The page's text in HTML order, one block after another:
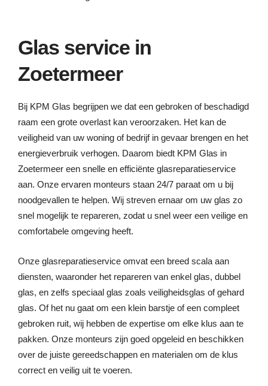
Glas service in
Zoetermeer
Bij KPM Glas begrijpen we dat een gebroken of beschadigd
raam een grote overlast kan veroorzaken. Het kan de
veiligheid van uw woning of bedrijf in gevaar brengen en het
energieverbruik verhogen. Daarom biedt KPM Glas in
Zoetermeer een snelle en efficiënte glasreparatieservice
aan. Onze ervaren monteurs staan 24/7 paraat om u bij
noodgevallen te helpen. Wij streven ernaar om uw glas zo
snel mogelijk te repareren, zodat u snel weer een veilige en
comfortabele omgeving heeft.
Onze glasreparatieservice omvat een breed scala aan
diensten, waaronder het repareren van enkel glas, dubbel
glas, en zelfs speciaal glas zoals veiligheidsglas of gehard
glas. Of het nu gaat om een klein barstje of een compleet
gebroken ruit, wij hebben de expertise om elke klus aan te
pakken. Onze monteurs zijn goed opgeleid en beschikken
over de juiste gereedschappen en materialen om de klus
correct en veilig uit te voeren.